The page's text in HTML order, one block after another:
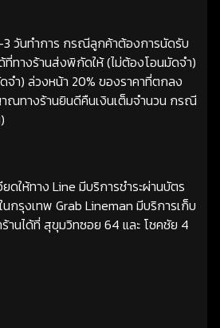
3 วันทำการ กรณีลูกค้าต้องการนัดรับ
ที่ทางร้านส่งพิกัดให้ (ไม่ต้องโอนมัดจำ)
ำ) ล่วงหน้า 20% ของราคาที่ตกลง
ทางร้านยินดีคืนเงินเต็มจำนวน กรณี
ยดให้ทาง Line มีบริการชำระผ่านบัตร
กรุงเทพ Grab Lineman มีบริการเก็บ
านได้ที่ สุขุมวิทซอย 64 และ โชคชัย 4